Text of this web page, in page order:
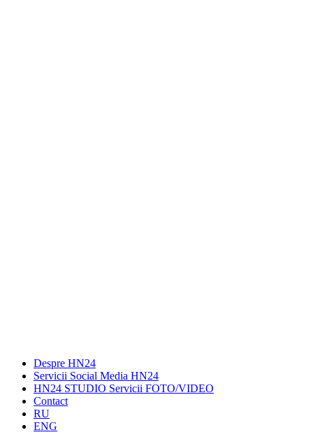
Despre HN24
Servicii Social Media HN24
HN24 STUDIO Servicii FOTO/VIDEO
Contact
RU
ENG